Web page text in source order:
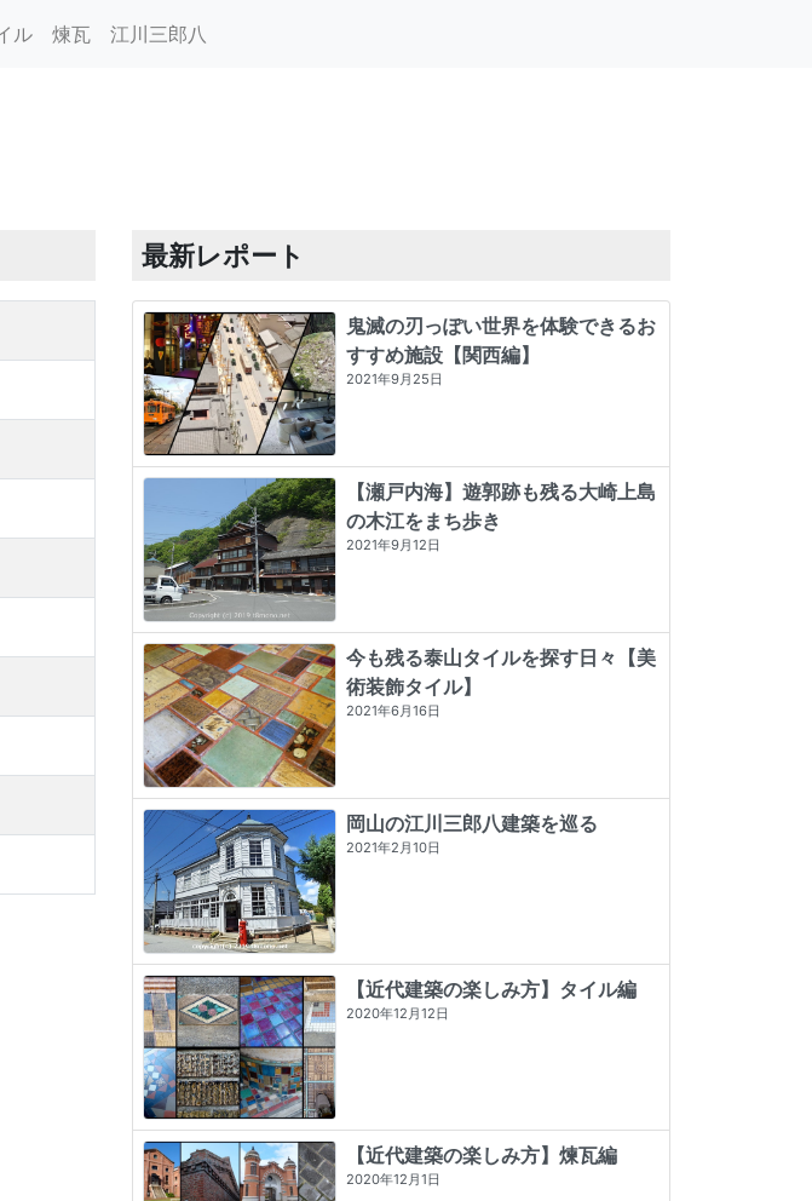
ル 煉瓦 江川三郎八
最新レポート
鬼滅の刃っぽい世界を体験できるお
すすめ施設【関西編】
2021年9月25日
【瀬戸内海】遊郭跡も残る大崎上島
の木江をまち歩き
2021年9月12日
今も残る泰山タイルを探す日々【美
術装飾タイル】
2021年6月16日
岡山の江川三郎八建築を巡る
2021年2月10日
【近代建築の楽しみ方】タイル編
2020年12月12日
【近代建築の楽しみ方】煉瓦編
2020年12月1日